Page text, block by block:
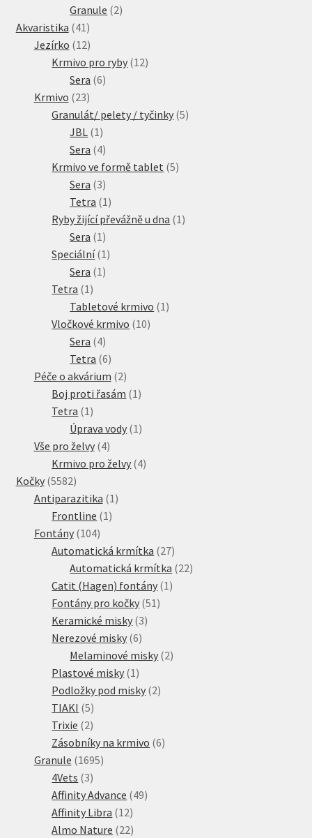
Granule 22
Akvaristika 41 41
produktů
Jezírko 1212
produktů
Krmivo pro ryby 1212
Sera 66
Krmivo 2323
produktů
Granulát/ pelety / tyčinky 55
JBL 1 1
produkt
Sera 44
produkty
Krmivo ve formě tablet 55
Sera 33
produkty
Tetra 1 1
produkt
Ryby žijící převážně u dna 1 1
Sera 1 1
produkt
Speciální 1 1
Sera 1 1
Tetra 1 1
produkt
Tabletové krmivo 1 1
Vločkové krmivo 1010
Sera 44
produkty
Tetra 66
produktů
Péče o akvárium 22
produkty
Boj proti řasám 1 1
Tetra 1 1
produkt
Úprava vody 1 1
Vše pro želvy 44
produkty
Krmivo pro želvy 44
Kočky 55825582
produktů
Antiparazitika 1 1
Frontline 1 1
Fontány 104104
produktů
Automatická krmítka 2727
produktů
Automatická krmítka 2222
Catit (Hagen) fontány 1 1
Fontány pro kočky 51 51
Keramické misky 33
Nerezové misky 66
produktů
Melaminové misky 22
Plastové misky 1 1
produkt
Podložky pod misky 22
TIAKI 55
produktů
Trixie 22
produkty
Zásobníky na krmivo 66
Granule 16951695
4Vets 33
produkty
Affinity Advance 4949
Affinity Libra 1212
produktů
Almo Nature 2222